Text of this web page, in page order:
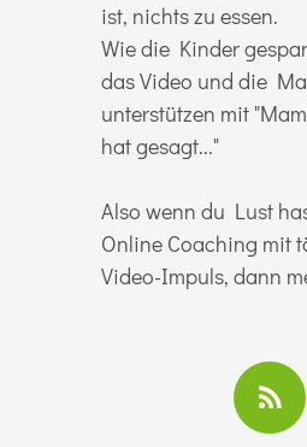
ist, nichts zu essen.
Wie die Kinder
das Video und die
unterstützen mit
hat gesagt..."
Also wenn du Lust
Online Coaching mit
Video-Impuls, dann